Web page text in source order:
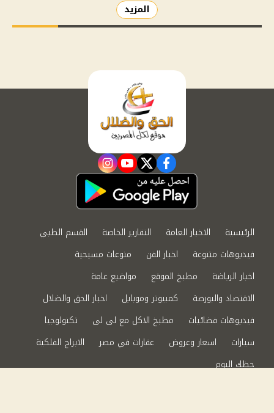
المزيد
facebook
twitter
youtube
instagram
الرئيسية الاخبار العامة التقارير الخاصة
القسم الطبي
فيديوهات متنوعة
اخبار الفن
منوعات مسيحية
اخبار الرياضة
مطبخ الموقع
مواضيع عامة
الاقتصاد والبورصة
كمبيوتر وموبايل
اخبار الحق والضلال
فيديوهات فضائيات
مطبخ الاكل مع لى لى
تكنولوجيا
سيارات
اسعار وعروض عقارات في مصر
الابراج الفلكية
حظك اليوم